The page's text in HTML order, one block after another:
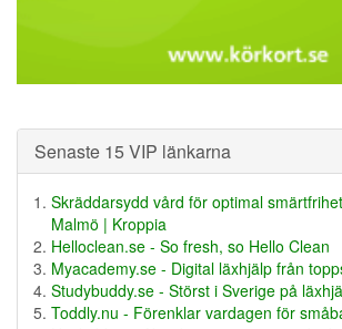
Senaste 15 VIP länkarna
Skräddarsydd vård för optimal
Malmö | Kroppia
Helloclean.se - So fresh, so Hello Clean
Myacademy.se - Digital läxhjälp från
Studybuddy.se - Störst i Sverige på
Toddly.nu - Förenklar vardagen för